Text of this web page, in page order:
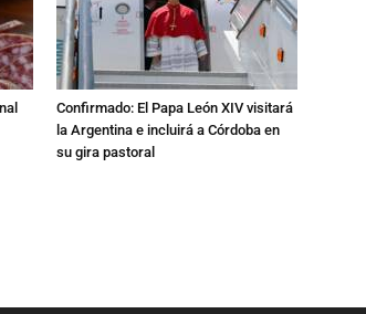
Confirmado: El Papa León XIV visitará
la Argentina e incluirá a Córdoba en
su gira pastoral